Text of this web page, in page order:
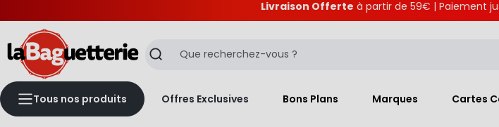
Livraison Offerte à partir de 59€ | Paiement
Recherche
Tous nos produits Offres Exclusives Bons Plans Marques Cartes